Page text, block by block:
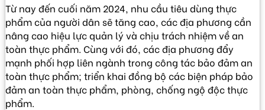
Từ nay đến cuối năm 2024, nhu cầu tiêu dùng thực
phẩm của người dân sẽ tăng cao, các địa phương cần
nâng cao hiệu lực quản lý và chịu trách nhiệm về an
toàn thực phẩm. Cùng với đó, các địa phương đẩy
mạnh phối hợp liên ngành trong công tác bảo đảm an
toàn thực phẩm; triển khai đồng bộ các biện pháp bảo
đảm an toàn thực phẩm, phòng, chống ngộ độc thực
phẩm.